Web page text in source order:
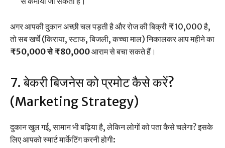
अगर आपकी दुकान अच्छी चल पड़ती है और रोज की बिक्री ₹10,000 है,
तो सब खर्चे (किराया, स्टाफ, बिजली, कच्चा माल) निकालकर आप महीने का
₹50,000 से ₹80,000आराम से बचा सकते हैं।
7. बेकरी बिजनेस को प्रमोट कैसे करें?
(Marketing Strategy)
दुकान खुल गई, सामान भी बढ़िया है, लेकिन लोगों को पता कैसे चलेगा? इसके
लिए आपको स्मार्ट मार्केटिंग करनी होगी: